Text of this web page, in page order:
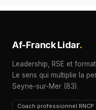
Af-Franck Lidar.
Leadership, RSE et
Le sens qui multiplie la
Seyne-sur-Mer (83).
Coach professionnel RNCP